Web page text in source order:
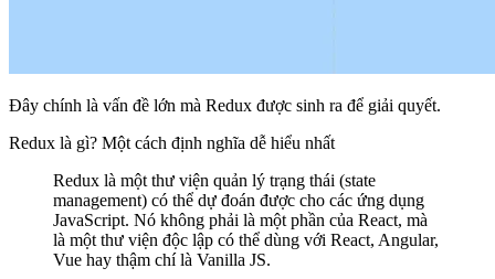
Đây chính là vấn đề lớn mà Redux được sinh ra để giải quyết.
Redux là gì? Một cách định nghĩa dễ hiểu nhất
Redux là một thư viện quản lý trạng thái (state
management) có thể dự đoán được cho các ứng dụng
JavaScript. Nó không phải là một phần của React, mà
là một thư viện độc lập có thể dùng với React, Angular,
Vue hay thậm chí là Vanilla JS.